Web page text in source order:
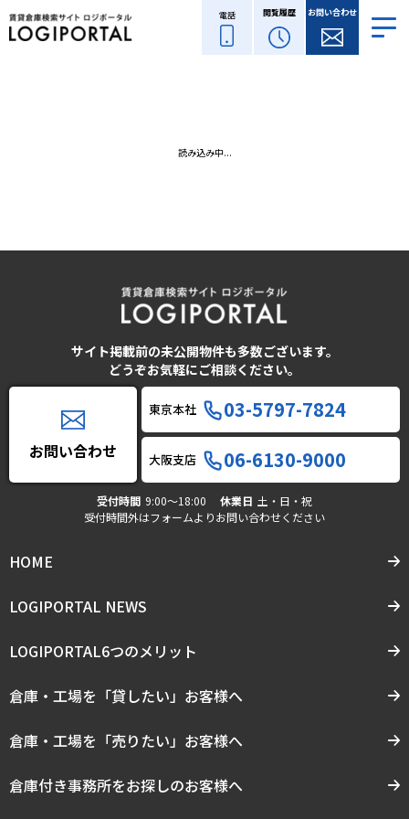
電話 閲覧履歴 お問い合わせ
読み込み中...
サイト掲載前の未公開物件も多数ございます。
どうぞお気軽にご相談ください。
お問い合わせ
東京本社 03-5797-7824
大阪支店 06-6130-9000
受付時間 9:00〜18:00 休業日 土・日・祝
受付時間外はフォームよりお問い合わせください
HOME
LOGIPORTAL NEWS
LOGIPORTAL6つのメリット
倉庫・工場を「貸したい」お客様へ
倉庫・工場を「売りたい」お客様へ
倉庫付き事務所をお探しのお客様へ